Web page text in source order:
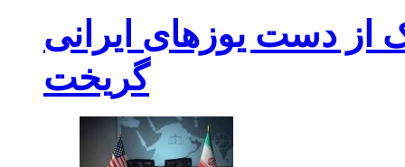
از دست یوزهای ایرانی
گریخت